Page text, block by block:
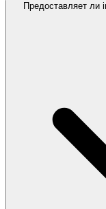
Предоставляет ли